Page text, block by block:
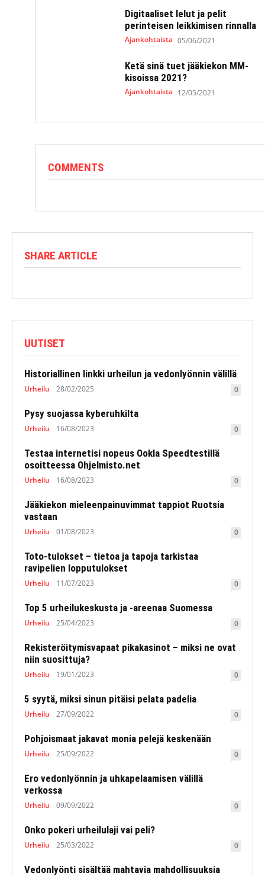
Digitaaliset lelut ja pelit
perinteisen leikkimisen rinnalla
Ajankohtaista 05/06/2021
Ketä sinä tuet jääkiekon MM-
kisoissa 2021?
Ajankohtaista 12/05/2021
COMMENTS
SHARE ARTICLE
UUTISET
Historiallinen linkki urheilun ja vedonlyönnin välillä
Urheilu 28/02/2025 0
Pysy suojassa kyberuhkilta
Urheilu 16/08/2023 0
Testaa internetisi nopeus Ookla Speedtestillä
osoitteessa Ohjelmisto.net
Urheilu 16/08/2023 0
Jääkiekon mieleenpainuvimmat tappiot Ruotsia
vastaan
Urheilu 01/08/2023 0
Toto-tulokset – tietoa ja tapoja tarkistaa
ravipelien lopputulokset
Urheilu 11/07/2023 0
Top 5 urheilukeskusta ja -areenaa Suomessa
Urheilu 25/04/2023 0
Rekisteröitymisvapaat pikakasinot – miksi ne ovat
niin suosittuja?
Urheilu 19/01/2023 0
5 syytä, miksi sinun pitäisi pelata padelia
Urheilu 27/09/2022 0
Pohjoismaat jakavat monia pelejä keskenään
Urheilu 25/09/2022 0
Ero vedonlyönnin ja uhkapelaamisen välillä
verkossa
Urheilu 09/09/2022 0
Onko pokeri urheilulaji vai peli?
Urheilu 25/03/2022 0
Vedonlyönti sisältää mahtavia mahdollisuuksia